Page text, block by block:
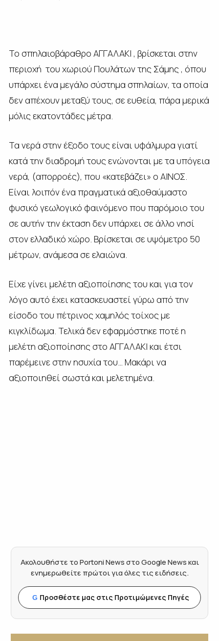
Το σπηλαιοβάραθρο ΑΓΓΑΛΑΚΙ , βρίσκεται στην
περιοχή του χωριού Πουλάτων της Σάμης , όπου
υπάρχει ένα μεγάλο σύστημα σπηλαίων, τα οποία
δεν απέχουν μεταξύ τους, σε ευθεία, πάρα μερικά
μόλις εκατοντάδες μέτρα.
Τα νερά στην έξοδο τους είναι υφάλμυρα γιατί
κατά την διαδρομή τους ενώνονται με τα υπόγεια
νερά, (απορροές), που «κατεβάζει» ο ΑΙΝΟΣ.
Είναι λοιπόν ένα πραγματικά αξιοθαύμαστο
φυσικό γεωλογικό φαινόμενο που παρόμοιο του
σε αυτήν την έκταση δεν υπάρχει σε άλλο νησί
στον ελλαδικό χώρο. Βρίσκεται σε υψόμετρο 50
μέτρων, ανάμεσα σε ελαιώνα.
Είχε γίνει μελέτη αξιοποίησης του και για τον
λόγο αυτό έχει κατασκευαστεί γύρω από την
είσοδο του πέτρινος χαμηλός τοίχος με
κιγκλίδωμα. Τελικά δεν εφαρμόστηκε ποτέ η
μελέτη αξιοποίησης στο ΑΓΓΑΛΑΚΙ και έτσι
παρέμεινε στην ησυχία του… Μακάρι να
αξιοποιηθεί σωστά και μελετημένα.
Ακολουθήστε το Portoni News στο Google News και
ενημερωθείτε πρώτοι για όλες τις ειδήσεις.
G Προσθέστε μας στις Προτιμώμενες Πηγές